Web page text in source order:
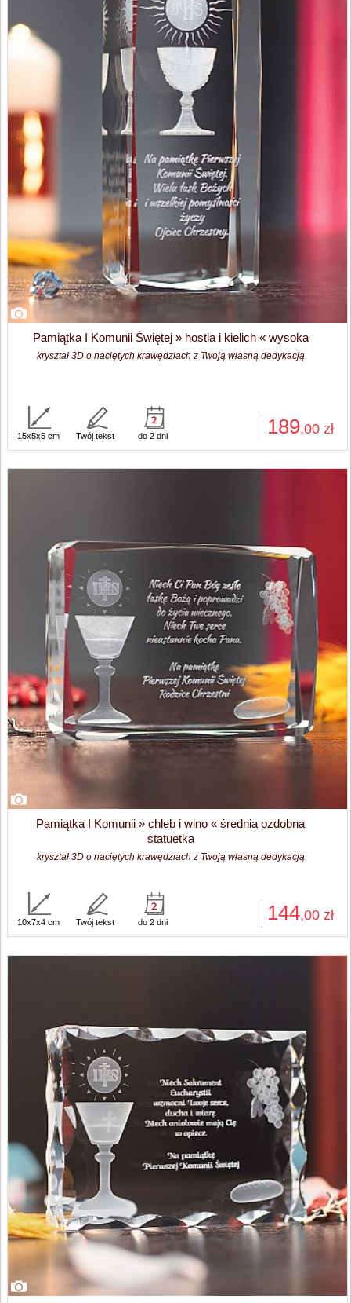
Pamiątka I Komunii Świętej » hostia i kielich « wysoka
kryształ 3D o naciętych krawędziach z Twoją własną dedykacją
189,00 zł
15x5x5 cm Twój tekst do 2 dni
Pamiątka I Komunii » chleb i wino « średnia ozdobna
statuetka
kryształ 3D o naciętych krawędziach z Twoją własną dedykacją
144,00 zł
10x7x4 cm Twój tekst do 2 dni